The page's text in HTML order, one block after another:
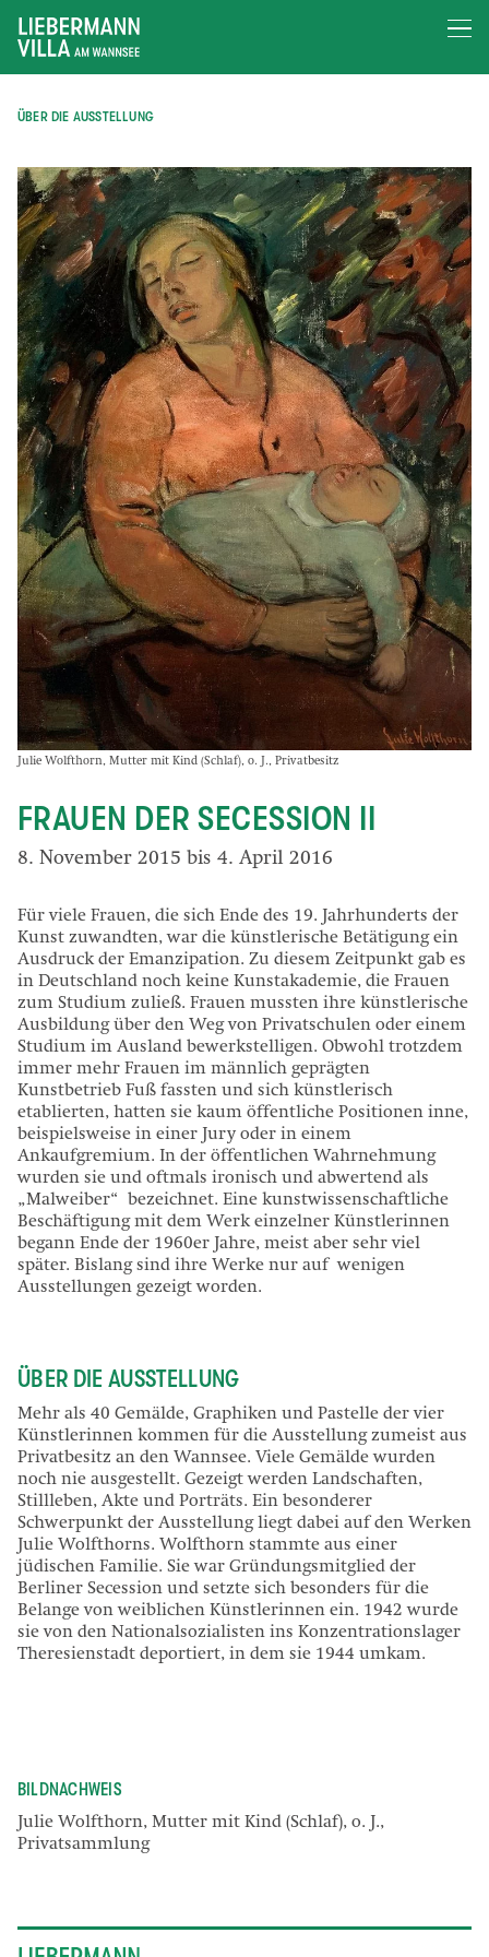
ÜBER DIE AUSSTELLUNG
Julie Wolfthorn, Mutter mit Kind (Schlaf), o. J., Privatbesitz
8. November 2015 bis 4. April 2016
FRAUEN DER SECESSION II
Für viele Frauen, die sich Ende des 19. Jahrhunderts der
Kunst zuwandten, war die künstlerische Betätigung ein
Ausdruck der Emanzipation. Zu diesem Zeitpunkt gab es
in Deutschland noch keine Kunstakademie, die Frauen
zum Studium zuließ. Frauen mussten ihre künstlerische
Ausbildung über den Weg von Privatschulen oder einem
Studium im Ausland bewerkstelligen. Obwohl trotzdem
immer mehr Frauen im männlich geprägten
Kunstbetrieb Fuß fassten und sich künstlerisch
etablierten, hatten sie kaum öffentliche Positionen inne,
beispielsweise in einer Jury oder in einem
Ankaufgremium. In der öffentlichen Wahrnehmung
wurden sie und oftmals ironisch und abwertend als
„Malweiber“ bezeichnet. Eine kunstwissenschaftliche
Beschäftigung mit dem Werk einzelner Künstlerinnen
begann Ende der 1960er Jahre, meist aber sehr viel
später. Bislang sind ihre Werke nur auf wenigen
Ausstellungen gezeigt worden.
ÜBER DIE AUSSTELLUNG
Mehr als 40 Gemälde, Graphiken und Pastelle der vier
Künstlerinnen kommen für die Ausstellung zumeist aus
Privatbesitz an den Wannsee. Viele Gemälde wurden
noch nie ausgestellt. Gezeigt werden Landschaften,
Stillleben, Akte und Porträts. Ein besonderer
Schwerpunkt der Ausstellung liegt dabei auf den Werken
Julie Wolfthorns. Wolfthorn stammte aus einer
jüdischen Familie. Sie war Gründungsmitglied der
Berliner Secession und setzte sich besonders für die
Belange von weiblichen Künstlerinnen ein. 1942 wurde
sie von den Nationalsozialisten ins Konzentrationslager
Theresienstadt deportiert, in dem sie 1944 umkam.
BILDNACHWEIS
Julie Wolfthorn, Mutter mit Kind (Schlaf), o. J.,
Privatsammlung